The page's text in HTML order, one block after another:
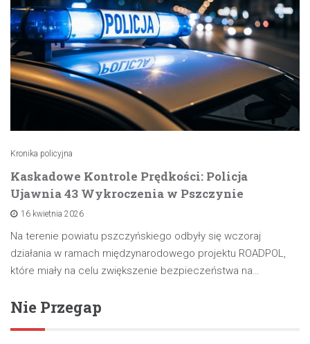
Kronika policyjna
Kaskadowe Kontrole Prędkości: Policja
Ujawnia 43 Wykroczenia w Pszczynie
16 kwietnia 2026
Na terenie powiatu pszczyńskiego odbyły się wczoraj
działania w ramach międzynarodowego projektu ROADPOL,
które miały na celu zwiększenie bezpieczeństwa na…
Nie Przegap